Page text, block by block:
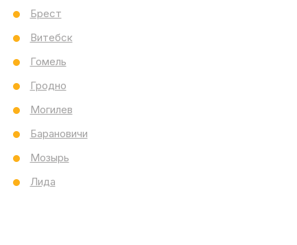
Брест
Витебск
Гомель
Гродно
Могилев
Барановичи
Мозырь
Лида